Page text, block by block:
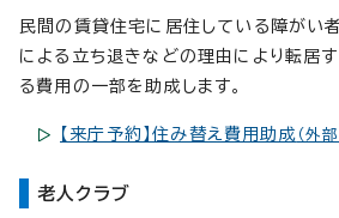
民間の賃貸住宅に居住している障がい
による立ち退きなどの理由により転居
る費用の一部を助成します。
【来庁予約】住み替え費用助成 （外
老人クラブ